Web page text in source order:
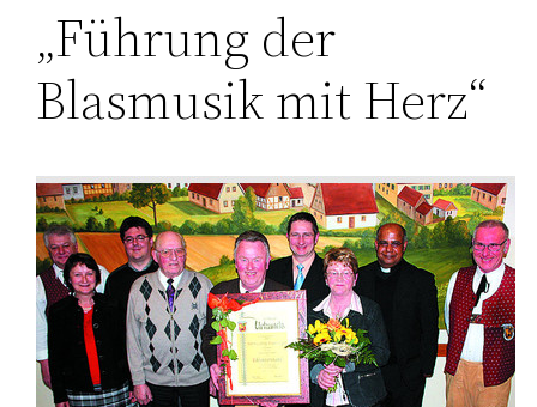
„Führung der
Blasmusik mit Herz“